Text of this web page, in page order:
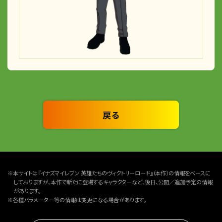
戻る
※本サイトは『イナズマイレブン 英雄たちのヴィクトリーロード』（本作）の情報をベースに
しておりますが、本作で新たに登場するキャラクターなど、後日、公開／追加予定の情報
があります。
※各種パラメーター等の情報は変更になる場合があります。